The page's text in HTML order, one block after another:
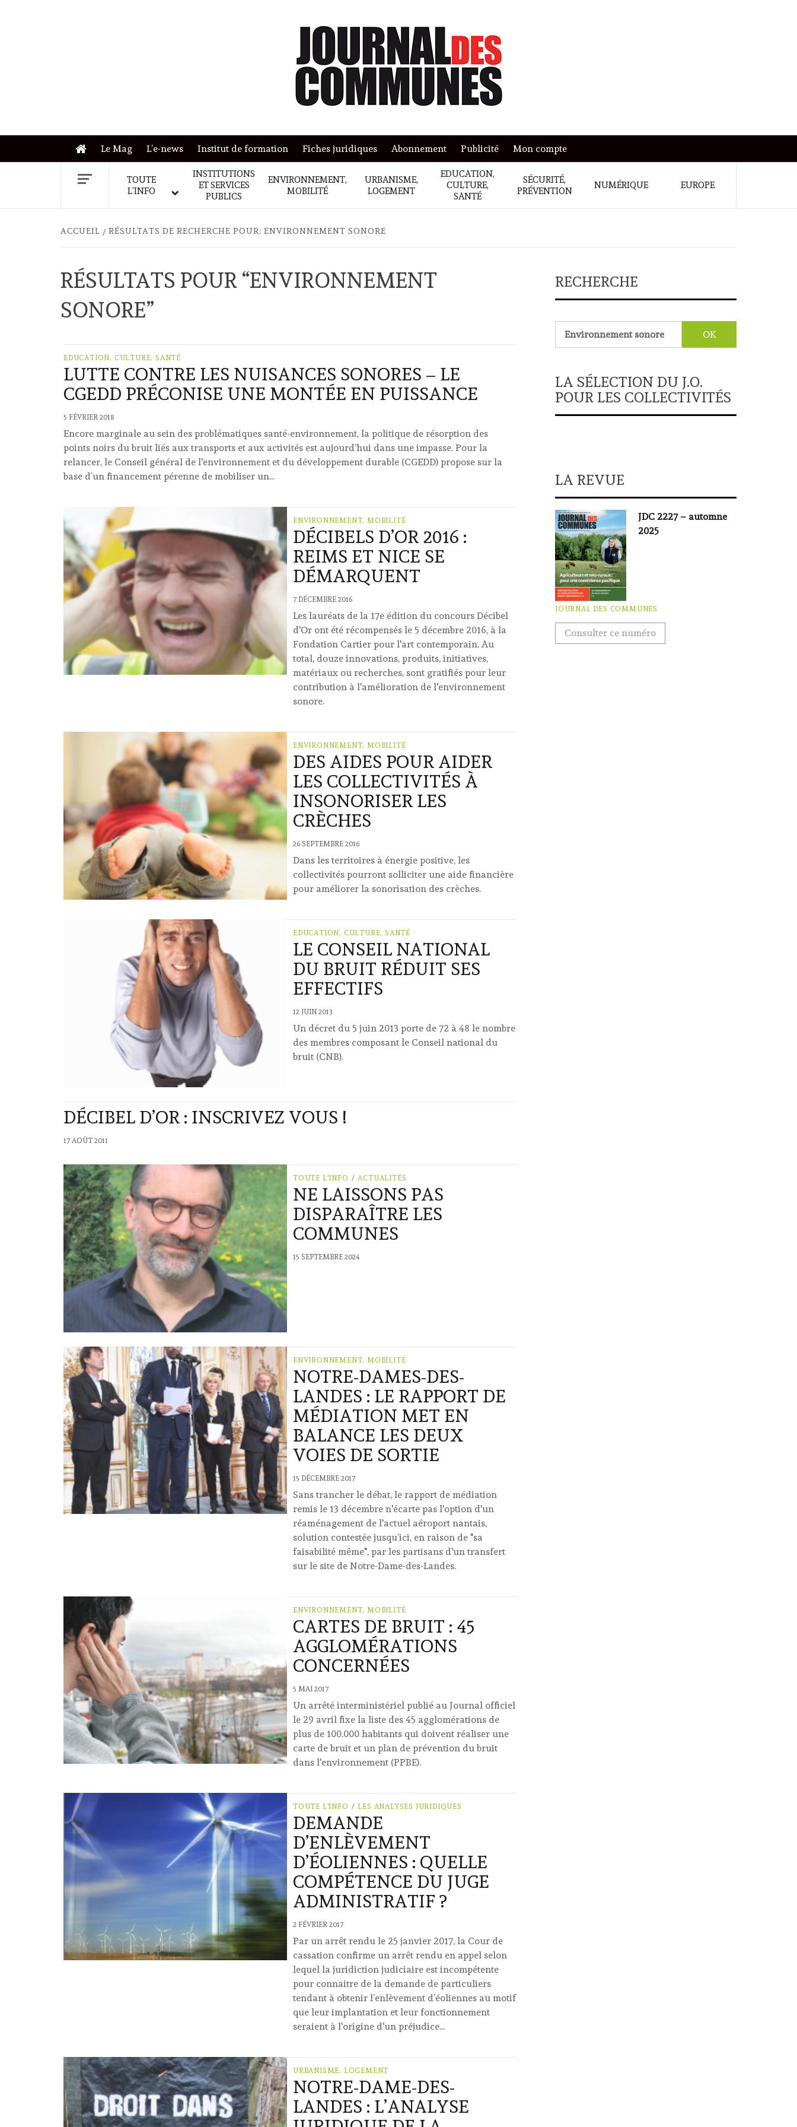
Le Mag L’e-news Institut de formation Fiches juridiques Abonnement Publicité Mon compte
TOUTE
L’INFO
INSTITUTIONS
ET SERVICES
PUBLICS
ENVIRONNEMENT,
MOBILITÉ
URBANISME,
LOGEMENT
EDUCATION,
CULTURE,
SANTÉ
SÉCURITÉ,
PRÉVENTION
NUMÉRIQUE EUROPE
ACCUEIL RÉSULTATS DE RECHERCHE POUR: ENVIRONNEMENT SONORE
RÉSULTATS POUR “ENVIRONNEMENT
SONORE”
EDUCATION, CULTURE, SANTÉ
LUTTE CONTRE LES NUISANCES SONORES – LE
CGEDD PRÉCONISE UNE MONTÉE EN PUISSANCE
5 FÉVRIER 2018
Encore marginale au sein des problématiques santé-environnement, la politique de résorption des
points noirs du bruit liés aux transports et aux activités est aujourd’hui dans une impasse. Pour la
relancer, le Conseil général de l'environnement et du développement durable (CGEDD) propose sur la
base d’un financement pérenne de mobiliser un...
ENVIRONNEMENT, MOBILITÉ
DÉCIBELS D’OR 2016 :
REIMS ET NICE SE
DÉMARQUENT
7 DÉCEMBRE 2016
Les lauréats de la 17e édition du concours Décibel
d'Or ont été récompensés le 5 décembre 2016, à la
Fondation Cartier pour l'art contemporain. Au
total, douze innovations, produits, initiatives,
matériaux ou recherches, sont gratifiés pour leur
contribution à l'amélioration de l'environnement
sonore.
ENVIRONNEMENT, MOBILITÉ
DES AIDES POUR AIDER
LES COLLECTIVITÉS À
INSONORISER LES
CRÈCHES
26 SEPTEMBRE 2016
Dans les territoires à énergie positive, les
collectivités pourront solliciter une aide financière
pour améliorer la sonorisation des crèches.
EDUCATION, CULTURE, SANTÉ
LE CONSEIL NATIONAL
DU BRUIT RÉDUIT SES
EFFECTIFS
12 JUIN 2013
Un décret du 5 juin 2013 porte de 72 à 48 le nombre
des membres composant le Conseil national du
bruit (CNB).
DÉCIBEL D’OR : INSCRIVEZ VOUS !
17 AOÛT 2011
TOUTE L'INFO / ACTUALITÉS
NE LAISSONS PAS
DISPARAÎTRE LES
COMMUNES
15 SEPTEMBRE 2024
ENVIRONNEMENT, MOBILITÉ
NOTRE-DAMES-DES-
LANDES : LE RAPPORT DE
MÉDIATION MET EN
BALANCE LES DEUX
VOIES DE SORTIE
15 DÉCEMBRE 2017
Sans trancher le débat, le rapport de médiation
remis le 13 décembre n'écarte pas l'option d'un
réaménagement de l'actuel aéroport nantais,
solution contestée jusqu’ici, en raison de "sa
faisabilité même", par les partisans d'un transfert
sur le site de Notre-Dame-des-Landes.
ENVIRONNEMENT, MOBILITÉ
CARTES DE BRUIT : 45
AGGLOMÉRATIONS
CONCERNÉES
5 MAI 2017
Un arrêté interministériel publié au Journal officiel
le 29 avril fixe la liste des 45 agglomérations de
plus de 100.000 habitants qui doivent réaliser une
carte de bruit et un plan de prévention du bruit
dans l'environnement (PPBE).
TOUTE L'INFO / LES ANALYSES JURIDIQUES
DEMANDE
D’ENLÈVEMENT
D’ÉOLIENNES : QUELLE
COMPÉTENCE DU JUGE
ADMINISTRATIF ?
2 FÉVRIER 2017
Par un arrêt rendu le 25 janvier 2017, la Cour de
cassation confirme un arrêt rendu en appel selon
lequel la juridiction judiciaire est incompétente
pour connaitre de la demande de particuliers
tendant à obtenir l’enlèvement d’éoliennes au motif
que leur implantation et leur fonctionnement
seraient à l'origine d'un préjudice...
URBANISME, LOGEMENT
NOTRE-DAME-DES-
LANDES : L’ANALYSE
RECHERCHE
LA SÉLECTION DU J.O.
POUR LES COLLECTIVITÉS
LA REVUE
JDC 2227 – automne
2025
JOURNAL DES COMMUNES
Consulter ce numéro